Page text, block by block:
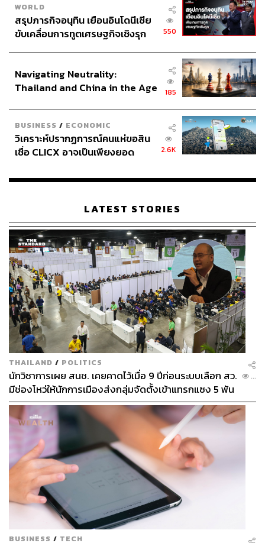
WORLD
สรุปภารกิจอนุทิน เยือนอินโดนีเซีย
ขับเคลื่อนการทูตเศรษฐกิจเชิงรุก
550
Navigating Neutrality:
Thailand and China in the Age
185
BUSINESS / ECONOMIC
วิเคราะห์ปรากฏการณ์คนแห่ขอสิน
เชื่อ CLICX อาจเป็นเพียงยอด
เรือนไทยที่ถูกซุกไว้
2.6K
LATEST STORIES
THAILAND / POLITICS
นักวิชาการเผย สนช. เคยคาดไว้เมื่อ 9 ปีก่อนระบบเลือก สว.
มีช่องโหว่ให้นักการเมืองส่งกลุ่มจัดตั้งเข้าแทรกแซง 5 พัน
ล้านยึดประเทศได้
...
BUSINESS / TECH